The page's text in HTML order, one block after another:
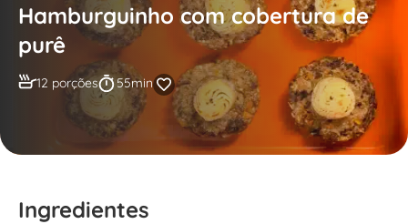
Hamburguinho com cobertura de
purê
12 porções 55min
Ingredientes